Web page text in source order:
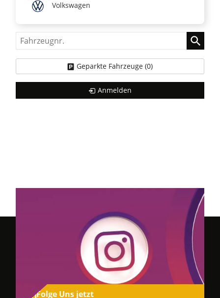
Volkswagen
Fahrzeugnr.
Geparkte Fahrzeuge (0)
Anmelden
Folge Uns jetzt